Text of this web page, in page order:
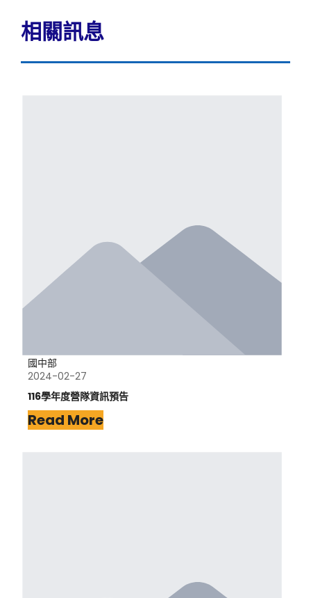
相關訊息
國中部
2024-02-27
116學年度營隊資訊預告
Read More